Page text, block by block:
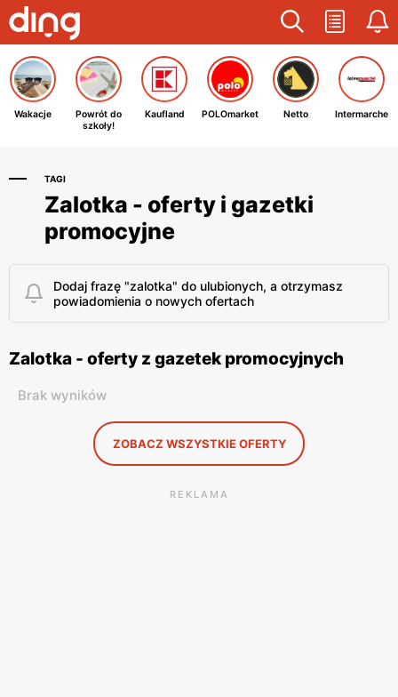
Wakacje
Powrót do
szkoły!
Kaufland POLOmarket Netto Intermarche
TAGI
Zalotka - oferty i gazetki
promocyjne
Dodaj frazę "zalotka" do ulubionych, a otrzymasz
powiadomienia o nowych ofertach
Zalotka - oferty z gazetek promocyjnych
Brak wyników
ZOBACZ WSZYSTKIE OFERTY
REKLAMA